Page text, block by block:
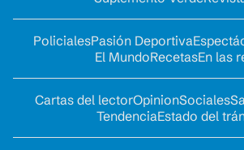
PolicialesPasión Deportiva
El MundoRecetasEn las
Cartas del lectorOpinionSociales
TendenciaEstado del